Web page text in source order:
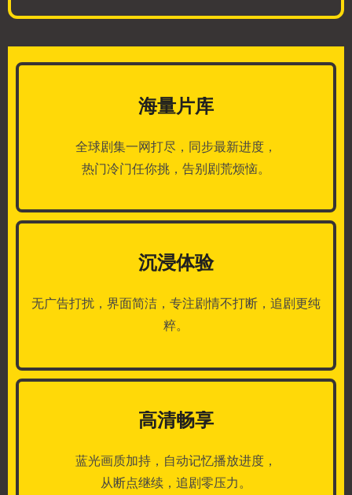
海量片库
全球剧集一网打尽，同步最新进度，
热门冷门任你挑，告别剧荒烦恼。
沉浸体验
无广告打扰，界面简洁，专注剧情不打断，追剧更纯
粹。
高清畅享
蓝光画质加持，自动记忆播放进度，
从断点继续，追剧零压力。